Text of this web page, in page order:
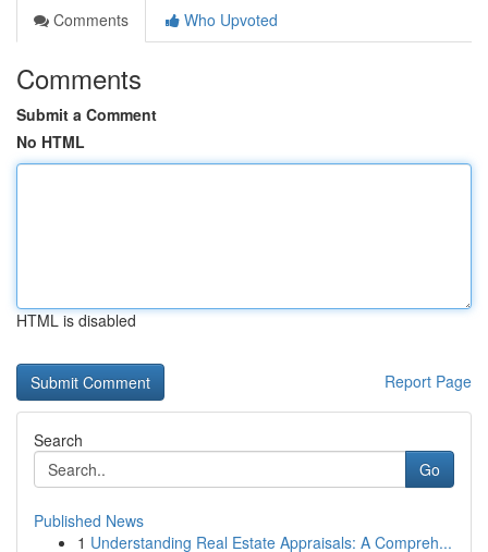
Comments
Who Upvoted
Comments
Submit a Comment
No HTML
HTML is disabled
Report Page
Search
Go
Published News
1 Understanding Real Estate Appraisals: A Compreh...